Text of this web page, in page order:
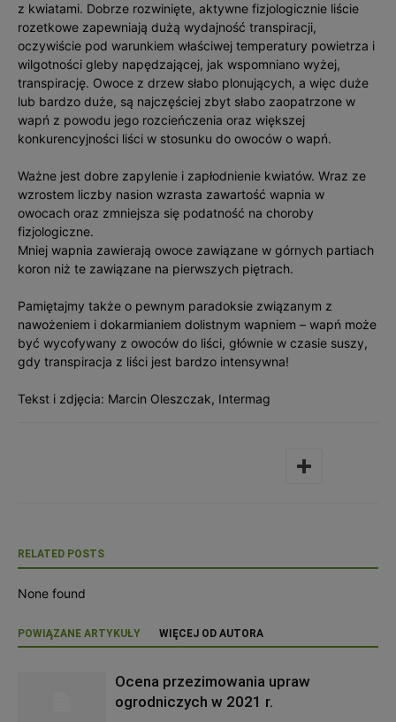
z kwiatami. Dobrze rozwinięte, aktywne fizjologicznie liście
rozetkowe zapewniają dużą wydajność transpiracji,
oczywiście pod warunkiem właściwej temperatury powietrza i
wilgotności gleby napędzającej, jak wspomniano wyżej,
transpirację. Owoce z drzew słabo plonujących, a więc duże
lub bardzo duże, są najczęściej zbyt słabo zaopatrzone w
wapń z powodu jego rozcieńczenia oraz większej
konkurencyjności liści w stosunku do owoców o wapń.
Ważne jest dobre zapylenie i zapłodnienie kwiatów. Wraz ze
wzrostem liczby nasion wzrasta zawartość wapnia w
owocach oraz zmniejsza się podatność na choroby
fizjologiczne.
Mniej wapnia zawierają owoce zawiązane w górnych partiach
koron niż te zawiązane na pierwszych piętrach.
Pamiętajmy także o pewnym paradoksie związanym z
nawożeniem i dokarmianiem dolistnym wapniem – wapń może
być wycofywany z owoców do liści, głównie w czasie suszy,
gdy transpiracja z liści jest bardzo intensywna!
Tekst i zdjęcia: Marcin Oleszczak, Intermag
RELATED POSTS
None found
POWIĄZANE ARTYKUŁY WIĘCEJ OD AUTORA
Ocena przezimowania upraw
ogrodniczych w 2021 r.